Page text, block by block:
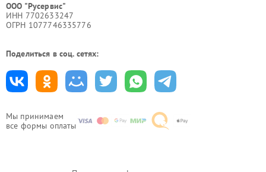
Мы принимаем
все формы оплаты
ООО "Русервис"
ИНН 7702633247
ОГРН 1077746335776
Поделиться в соц. сетях: